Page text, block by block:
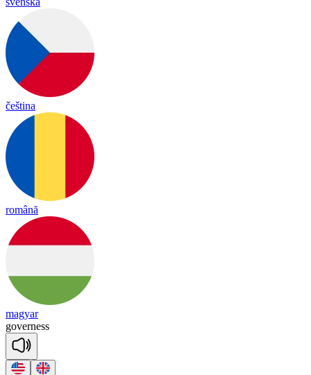
čeština
română
magyar
governess